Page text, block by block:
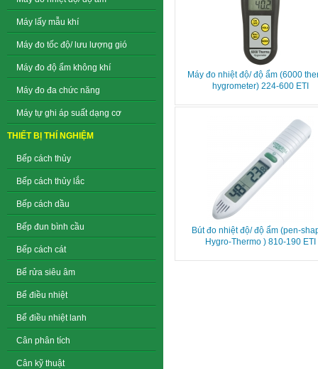
Máy lấy mẫu khí
Máy đo tốc độ/ lưu lượng gió
Máy đo độ ẩm không khí
Máy đo đa chức năng
Máy tự ghi áp suất dạng cơ
THIẾT BỊ THÍ NGHIỆM
Bếp cách thủy
Bếp cách thủy lắc
Bếp cách dầu
Bếp đun bình cầu
Bếp cách cát
Bể rửa siêu âm
Bể điều nhiệt
Bể điều nhiệt lanh
Cân phân tích
Cân kỹ thuật
Máy đo nhiệt độ/ độ ẩm (6000
hygrometer) 224-600 ETI
Bút đo nhiệt độ/ độ ẩm (pen-
Hygro-Thermo ) 810-190 ETI